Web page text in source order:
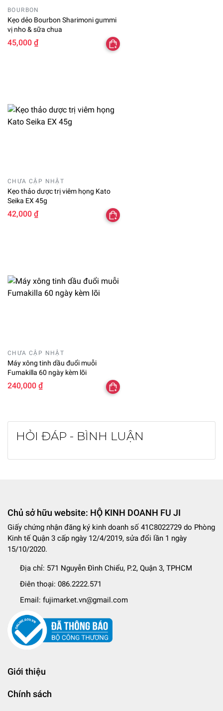
BOURBON
Kẹo dẻo Bourbon Sharimoni gummi
vị nho & sữa chua
45,000 ₫
CHƯA CẬP NHẬT
Kẹo thảo dược trị viêm họng Kato
Seika EX 45g
42,000 ₫
CHƯA CẬP NHẬT
Máy xông tinh dầu đuổi muỗi
Fumakilla 60 ngày kèm lõi
240,000 ₫
HỎI ĐÁP - BÌNH LUẬN
Chủ sở hữu website: HỘ KINH DOANH FU JI
Giấy chứng nhận đăng ký kinh doanh số 41C8022729 do Phòng
Kinh tế Quận 3 cấp ngày 12/4/2019, sửa đổi lần 1 ngày
15/10/2020.
Địa chỉ: 571 Nguyễn Đình Chiểu, P.2, Quận 3, TPHCM
Điên thoại: 086.2222.571
Email: fujimarket.vn@gmail.com
Giới thiệu
Chính sách